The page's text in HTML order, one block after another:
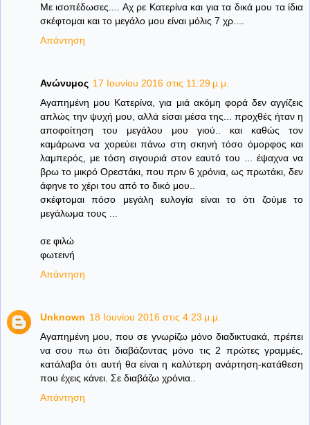
Με ισοπέδωσες.... Αχ ρε Κατερίνα και για τα δικά μου τα ίδια
σκέφτομαι και το μεγάλο μου είναι μόλις 7 χρ....
Απάντηση
Ανώνυμος 17 Ιουνίου 2016 στις 11:29 μ.μ.
Αγαπημένη μου Κατερίνα, για μιά ακόμη φορά δεν αγγίζεις
απλώς την ψυχή μου, αλλά είσαι μέσα της... προχθές ήταν η
αποφοίτηση του μεγάλου μου γιού.. και καθώς τον
καμάρωνα να χορεύει πάνω στη σκηνή τόσο όμορφος και
λαμπερός, με τόση σιγουριά στον εαυτό του ... έψαχνα να
βρω το μικρό Ορεστάκι, που πριν 6 χρόνια, ως πρωτάκι, δεν
άφηνε το χέρι του από το δικό μου..
σκέφτομαι πόσο μεγάλη ευλογία είναι το ότι ζούμε το
μεγάλωμα τους ...
σε φιλώ
φωτεινή
Απάντηση
Unknown 18 Ιουνίου 2016 στις 4:23 μ.μ.
Αγαπημένη μου, που σε γνωρίζω μόνο διαδικτυακά, πρέπει
να σου πω ότι διαβάζοντας μόνο τις 2 πρώτες γραμμές,
κατάλαβα ότι αυτή θα είναι η καλύτερη ανάρτηση-κατάθεση
που έχεις κάνει. Σε διαβάζω χρόνια..
Απάντηση